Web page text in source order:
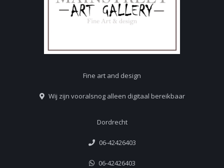
Fine art and design
Wij zijn vooralsnog alleen digitaal bereikbaar
Dordrecht
06-42426403
06-42426403